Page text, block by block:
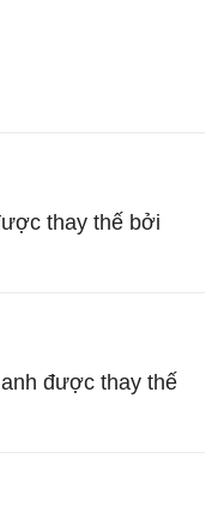
thay thế bởi
được thay thế